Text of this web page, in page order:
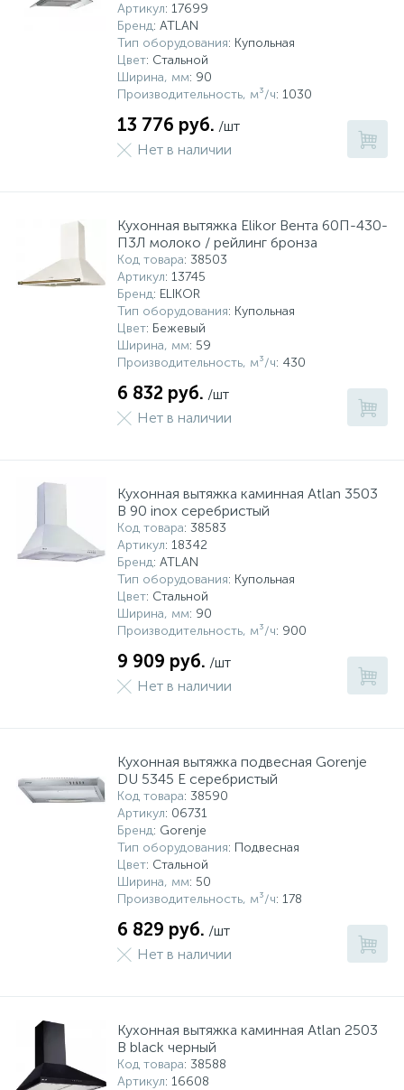
Артикул: 17699
Бренд: ATLAN
Тип оборудования: Купольная
Цвет: Стальной
Ширина, мм: 90
Производительность, м³/ч: 1030
13 776 руб. /шт
Нет в наличии
Кухонная вытяжка Elikor Вента 60П-430-
П3Л молоко / рейлинг бронза
Код товара: 38503
Артикул: 13745
Бренд: ELIKOR
Тип оборудования: Купольная
Цвет: Бежевый
Ширина, мм: 59
Производительность, м³/ч: 430
6 832 руб. /шт
Нет в наличии
Кухонная вытяжка каминная Atlan 3503
B 90 inox серебристый
Код товара: 38583
Артикул: 18342
Бренд: ATLAN
Тип оборудования: Купольная
Цвет: Стальной
Ширина, мм: 90
Производительность, м³/ч: 900
9 909 руб. /шт
Нет в наличии
Кухонная вытяжка подвесная Gorenje
DU 5345 E серебристый
Код товара: 38590
Артикул: 06731
Бренд: Gorenje
Тип оборудования: Подвесная
Цвет: Стальной
Ширина, мм: 50
Производительность, м³/ч: 178
6 829 руб. /шт
Нет в наличии
Кухонная вытяжка каминная Atlan 2503
B black черный
Код товара: 38588
Артикул: 16608